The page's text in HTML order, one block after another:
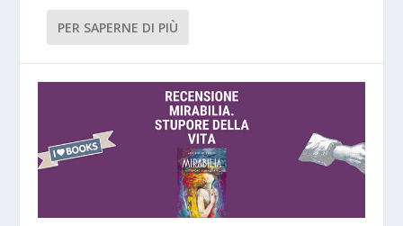
PER SAPERNE DI PIÙ